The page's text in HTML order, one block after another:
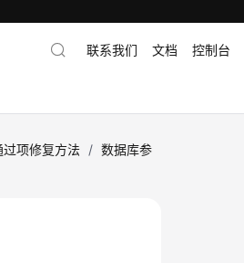
联系我们 文档 控制台
项修复方法 / 数据库参